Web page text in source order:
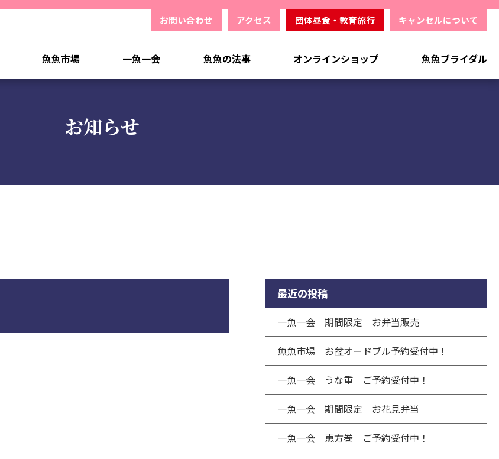
お問い合わせ アクセス 団体昼食・教育旅行 キャンセルについて
魚魚市場 一魚一会 魚魚の法事 オンラインショップ 魚魚ブライダル
お知らせ
最近の投稿
一魚一会 期間限定 お弁当販売
魚魚市場 お盆オードブル予約受付中！
一魚一会 うな重 ご予約受付中！
一魚一会 期間限定 お花見弁当
一魚一会 恵方巻 ご予約受付中！